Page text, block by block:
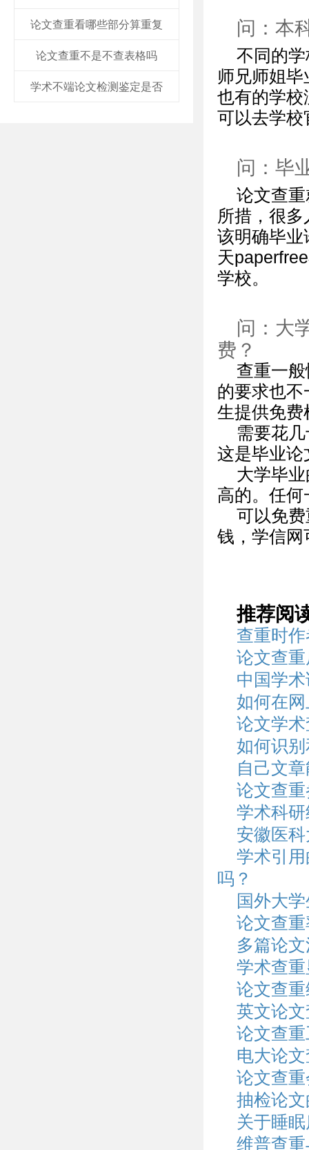
论文查重看哪些部分算重复
论文查重不是不查表格吗
学术不端论文检测鉴定是否
问：本
不同的
师兄师姐
也有的学校
可以去学校
问：毕
论文查
所措，很
该明确毕业
天
学校。
问：大
费？
查重一
的要求也
生提供免费
需要花
这是毕业论
大学毕
高的。任
可以免
钱，学信网
推荐阅
查重时
论文查
中国学
如何在
论文学
如何识
自己文
论文查
学术科
安徽医
学术引
吗？
国外大
论文查
多篇论
学术查
论文查
英文论
论文查
电大论
论文查
抽检论
关于睡
维普查